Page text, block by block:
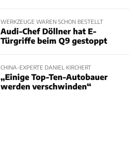
WERKZEUGE WAREN SCHON BESTELLT
Audi-Chef Döllner hat E-
Türgriffe beim Q9 gestoppt
CHINA-EXPERTE DANIEL KIRCHERT
„Einige Top-Ten-Autobauer
werden verschwinden“